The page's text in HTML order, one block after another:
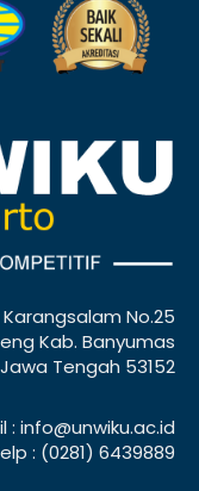
Karangsalam No.25
Kab. Banyumas
Jawa Tengah 53152
: info@unwiku.ac.id
: (0281) 6439889